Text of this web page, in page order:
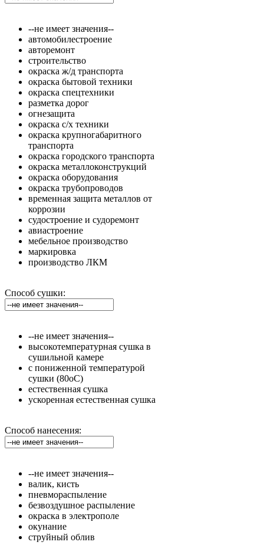
--не имеет значения--
автомобилестроение
авторемонт
строительство
окраска ж/д транспорта
окраска бытовой техники
окраска спецтехники
разметка дорог
огнезащита
окраска с/х техники
окраска крупногабаритного
транспорта
окраска городского транспорта
окраска металлоконструкций
окраска оборудования
окраска трубопроводов
временная защита металлов от
коррозии
судостроение и судоремонт
авиастроение
мебельное производство
маркировка
производство ЛКМ
Способ сушки:
--не имеет значения--
высокотемпературная сушка в
сушильной камере
с пониженной температурой
сушки (80оС)
естественная сушка
ускоренная естественная сушка
Способ нанесения:
--не имеет значения--
валик, кисть
пневмораспыление
безвоздушное распыление
окраска в электрополе
окунание
струйный облив